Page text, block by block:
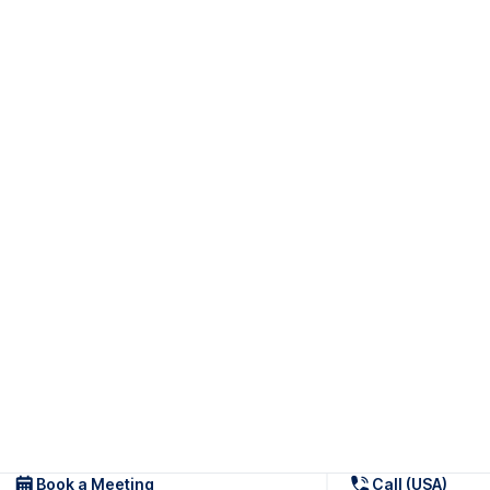
Book a Meeting Call (USA)